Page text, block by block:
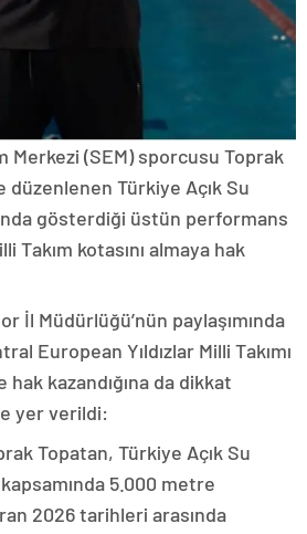
Merkezi (SEM) sporcusu Toprak
düzenlenen Türkiye Açık Su
gösterdiği üstün performans
Takım kotasını almaya hak
İl Müdürlüğü’nün paylaşımında
European Yıldızlar Milli Takımı
kazandığına da dikkat
yer verildi:
Topatan, Türkiye Açık Su
5.000 metre
2026 tarihleri arasında